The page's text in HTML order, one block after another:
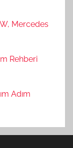
Mercedes
Rehberi
Adım